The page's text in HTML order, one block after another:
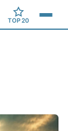
TOP 20